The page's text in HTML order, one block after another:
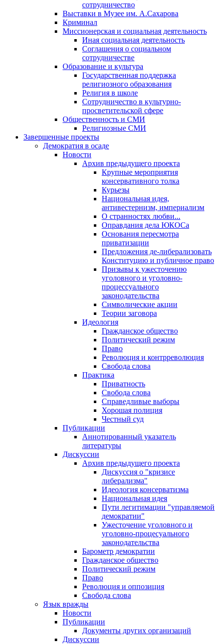
сотрудничество
Выставки в Музее им. А.Сахарова
Криминал
Миссионерская и социальная деятельность
Иная социальная деятельность
Соглашения о социальном
сотрудничестве
Образование и культура
Государственная поддержка
религиозного образования
Религия в школе
Сотрудничество в культурно-
просветительской сфере
Общественность и СМИ
Религиозные СМИ
Завершенные проекты
Демократия в осаде
Новости
Архив предыдущего проекта
Крупные мероприятия
консервативного толка
Курьезы
Национальная идея,
антивестернизм, империализм
О странностях любви...
Оправдания дела ЮКОСа
Основания пересмотра
приватизации
Предложения де-либерализовать
Конституцию и публичное право
Призывы к ужесточению
уголовного и уголовно-
процессуального
законодательства
Символические акции
Теории заговора
Идеология
Гражданское общество
Политический режим
Право
Революция и контрреволюция
Свобода слова
Практика
Приватность
Свобода слова
Справедливые выборы
Хорошая полиция
Честный суд
Публикации
Аннотированный указатель
литературы
Дискуссии
Архив предыдущего проекта
Дискуссия о "кризисе
либерализма"
Идеология консерватизма
Национальная идея
Пути легитимации "управляемой
демократии"
Ужесточение уголовного и
уголовно-процесуального
законодательства
Барометр демократии
Гражданское общество
Политический режим
Право
Революция и оппозиция
Свобода слова
Язык вражды
Новости
Публикации
Документы других организаций
Дискуссии